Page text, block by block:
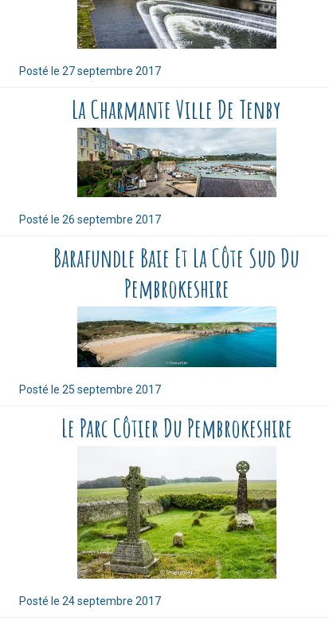
Posté le 27 septembre 2017
La Charmante Ville De Tenby
Posté le 26 septembre 2017
Barafundle Baie Et La Côte Sud Du
Pembrokeshire
Posté le 25 septembre 2017
Le Parc Côtier Du Pembrokeshire
Posté le 24 septembre 2017